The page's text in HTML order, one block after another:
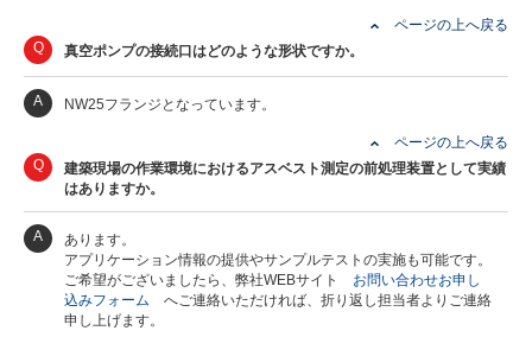
ページの上へ戻る
Q
真空ポンプの接続口はどのような形状ですか。
A NW25フランジとなっています。
ページの上へ戻る
Q
建築現場の作業環境におけるアスベスト測定の前処理装置として実績
はありますか。
A
あります。
アプリケーション情報の提供やサンプルテストの実施も可能です。
ご希望がございましたら、弊社WEBサイト お問い合わせお申し
込みフォーム へご連絡いただければ、折り返し担当者よりご連絡
申し上げます。